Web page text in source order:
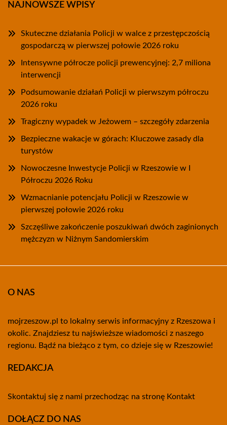
NAJNOWSZE WPISY
Skuteczne działania Policji w walce z przestępczością
gospodarczą w pierwszej połowie 2026 roku
Intensywne półrocze policji prewencyjnej: 2,7 miliona
interwencji
Podsumowanie działań Policji w pierwszym półroczu
2026 roku
Tragiczny wypadek w Jeżowem – szczegóły zdarzenia
Bezpieczne wakacje w górach: Kluczowe zasady dla
turystów
Nowoczesne Inwestycje Policji w Rzeszowie w I
Półroczu 2026 Roku
Wzmacnianie potencjału Policji w Rzeszowie w
pierwszej połowie 2026 roku
Szczęśliwe zakończenie poszukiwań dwóch zaginionych
mężczyzn w Niżnym Sandomierskim
O NAS
mojrzeszow.pl to lokalny serwis informacyjny z Rzeszowa i
okolic. Znajdziesz tu najświeższe wiadomości z naszego
regionu. Bądź na bieżąco z tym, co dzieje się w Rzeszowie!
REDAKCJA
Skontaktuj się z nami przechodząc na stronę Kontakt
DOŁĄCZ DO NAS